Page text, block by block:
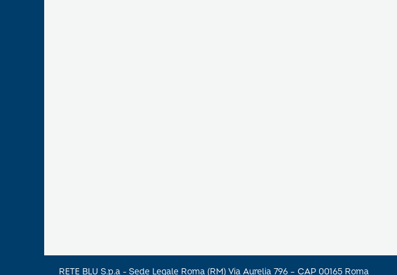
RETE BLU S.p.a - Sede Legale Roma (RM) Via Aurelia 796 – CAP 00165 Roma